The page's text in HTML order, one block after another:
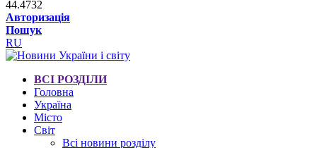
44.4732
Авторизація
Пошук
RU
ВСІ РОЗДІЛИ
Головна
Україна
Місто
Світ
Всі новини розділу